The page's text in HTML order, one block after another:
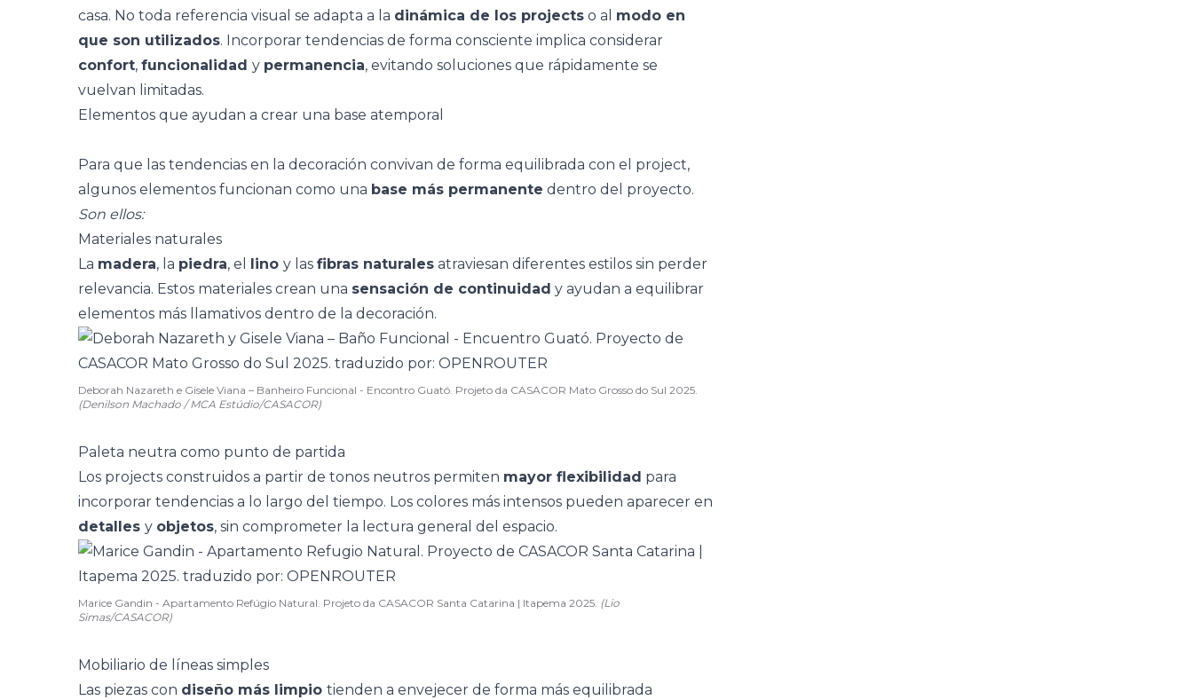
casa. No toda referencia visual se adapta a la dinámica de los projects o al modo en
que son utilizados. Incorporar tendencias de forma consciente implica considerar
confort, funcionalidad y permanencia, evitando soluciones que rápidamente se
vuelvan limitadas.
Elementos que ayudan a crear una base atemporal
Para que las tendencias en la decoración convivan de forma equilibrada con el project,
algunos elementos funcionan como una base más permanente dentro del proyecto.
Son ellos:
Materiales naturales
La madera, la piedra, el lino y las fibras naturales atraviesan diferentes estilos sin perder
relevancia. Estos materiales crean una sensación de continuidad y ayudan a equilibrar
elementos más llamativos dentro de la decoración.
Deborah Nazareth e Gisele Viana – Banheiro Funcional - Encontro Guató. Projeto da CASACOR Mato Grosso do Sul 2025.
(Denilson Machado / MCA Estúdio/CASACOR)
Paleta neutra como punto de partida
Los projects construidos a partir de tonos neutros permiten mayor flexibilidad para
incorporar tendencias a lo largo del tiempo. Los colores más intensos pueden aparecer en
detalles y objetos, sin comprometer la lectura general del espacio.
Marice Gandin - Apartamento Refúgio Natural. Projeto da CASACOR Santa Catarina | Itapema 2025. (Lio
Simas/CASACOR)
Mobiliario de líneas simples
Las piezas con diseño más limpio tienden a envejecer de forma más equilibrada